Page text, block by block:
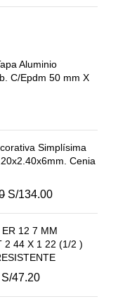
Aluminio
C/Epdm 50 mm X
Simplísima
Cenia
El
original
era:
S/140.00.
S/134.00El
actual
es:
S/134.00.
12 7 MM
2 44 X 1 22 (1/2 )
El
S/47.20El